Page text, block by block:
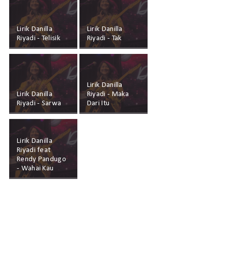
Lirik Danilla
Riyadi - Telisik
Lirik Danilla
Riyadi - Tak
Lirik Danilla
Riyadi - Sarwa
Lirik Danilla
Riyadi - Maka
Dari Itu
Lirik Danilla
Riyadi feat
Rendy Pandugo
- Wahai Kau